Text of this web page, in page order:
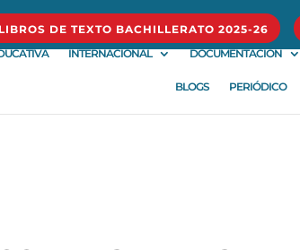
DE TEXTO BACHILLERATO 2025-26
INTERNACIONAL DOCUMENTACIÓN
BLOGS PERIÓDICO